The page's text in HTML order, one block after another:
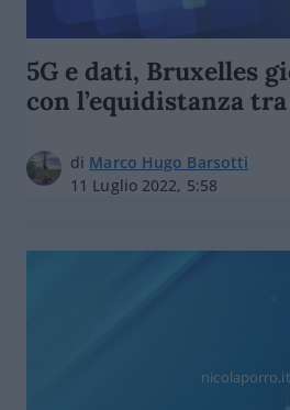
5G e dati, Bruxelles
con l’equidistanza
di Marco Hugo Barsotti
11 Luglio 2022, 5:58
nicolaporro.it